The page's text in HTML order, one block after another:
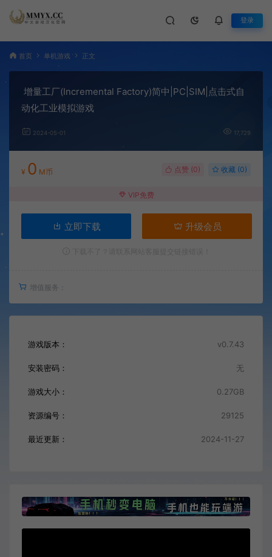
登录
首页 单机游戏 正文
增量工厂(Incremental Factory)简中|PC|SIM|点击式自
动化工业模拟游戏
2024-05-01 17,729
¥ 0 M币 点赞 (0) 收藏 (0)
VIP免费
立即下载 升级会员
增值服务：
游戏版本： v0.7.43
安装密码： 无
游戏大小： 0.27GB
资源编号： 29125
最近更新： 2024-11-27